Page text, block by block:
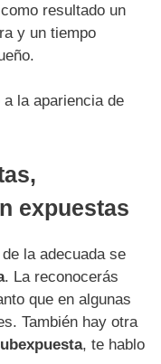
resultado un
y un tiempo
la apariencia de
expuestas
la adecuada se
. La reconocerás
que en algunas
También hay otra
, te hablo